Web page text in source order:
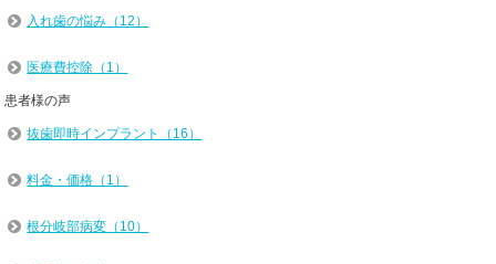
入れ歯の悩み（12）
医療費控除（1）
患者様の声
抜歯即時インプラント（16）
料金・価格（1）
根分岐部病変（10）